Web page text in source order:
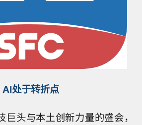
AI处于转折点
巨头与本土创新力量的盛会，